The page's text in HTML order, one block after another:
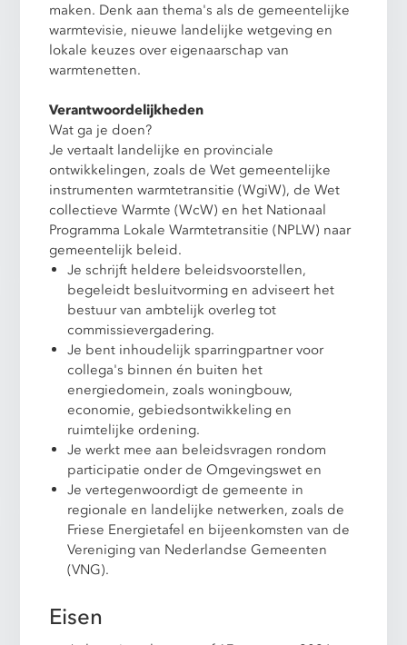
maken. Denk aan thema's als de gemeentelijke
warmtevisie, nieuwe landelijke wetgeving en
lokale keuzes over eigenaarschap van
warmtenetten.
Verantwoordelijkheden
Wat ga je doen?
Je vertaalt landelijke en provinciale
ontwikkelingen, zoals de Wet gemeentelijke
instrumenten warmtetransitie (WgiW), de Wet
collectieve Warmte (WcW) en het Nationaal
Programma Lokale Warmtetransitie (NPLW) naar
gemeentelijk beleid.
Je schrijft heldere beleidsvoorstellen,
begeleidt besluitvorming en adviseert het
bestuur van ambtelijk overleg tot
commissievergadering.
Je bent inhoudelijk sparringpartner voor
collega's binnen én buiten het
energiedomein, zoals woningbouw,
economie, gebiedsontwikkeling en
ruimtelijke ordening.
Je werkt mee aan beleidsvragen rondom
participatie onder de Omgevingswet en
Je vertegenwoordigt de gemeente in
regionale en landelijke netwerken, zoals de
Friese Energietafel en bijeenkomsten van de
Vereniging van Nederlandse Gemeenten
(VNG).
Eisen